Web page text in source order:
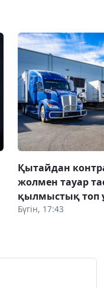
Қытайдан
жолмен тауар
қылмыстық топ
Бүгін, 17:43